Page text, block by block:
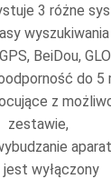
3 różne
BeiDou,
do 5
z
zestawie,
jest wyłączony